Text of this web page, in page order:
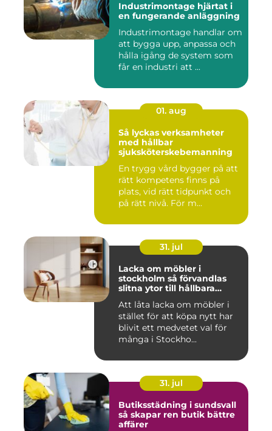
Industrimontage hjärtat i
en fungerande anläggning
Industrimontage handlar om
att bygga upp, anpassa och
hålla igång de system som
får en industri att ...
01. aug
Så lyckas verksamheter
med hållbar
sjuksköterskebemanning
En trygg vård bygger på att
rätt kompetens finns på
plats, vid rätt tidpunkt och
på rätt nivå. För m...
31. jul
Lacka om möbler i
stockholm så förvandlas
slitna ytor till hållbara
Att låta lacka om möbler i
stället för att köpa nytt har
blivit ett medvetet val för
många i Stockho...
31. jul
Butiksstädning i sundsvall
så skapar ren butik bättre
affärer